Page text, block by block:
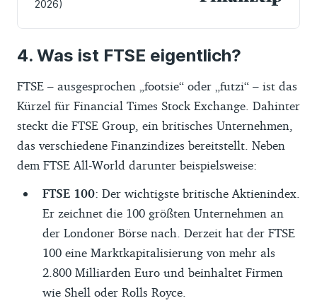
Was ist FTSE eigentlich?
FTSE – ausgesprochen „footsie“ oder „futzi“ – ist das
Kürzel für Financial Times Stock Exchange. Dahinter
steckt die FTSE Group, ein britisches Unternehmen,
das verschiedene Finanzindizes bereitstellt. Neben
dem FTSE All-World darunter beispielsweise:
FTSE 100: Der wichtigste britische Aktienindex.
Er zeichnet die 100 größten Unternehmen an
der Londoner Börse nach. Derzeit hat der FTSE
100 eine Marktkapitalisierung von mehr als
2.800 Milliarden Euro und beinhaltet Firmen
wie Shell oder Rolls Royce.